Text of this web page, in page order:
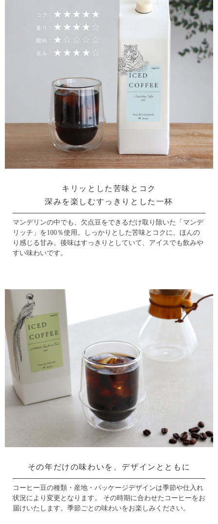
キリッとした苦味とコク
深みを楽しむすっきりとした一杯
マンデリンの中でも、欠点豆をできるだけ取り除いた「マンデ
リッチ」を100％使用。
しっかりとした苦味とコクに、ほんの
り感じる甘み。 後味はすっきりとしていて、アイスでも飲みや
すい味わいです。
その年だけの味わいを、デザインとともに
コーヒー豆の種類・産地・パッケージデザインは季節や仕入れ
状況により変更となります。
その時期に合わせたコーヒーをお
届けいたします。季節ごとの味わいをお楽しみください。